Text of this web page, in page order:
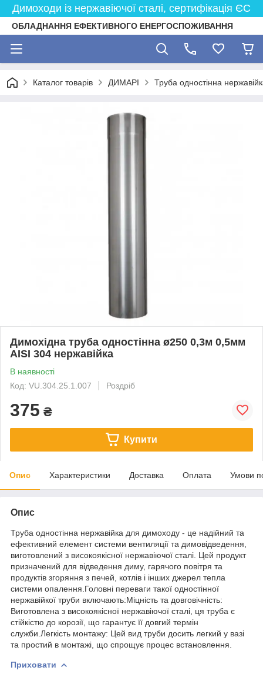
Димоходи із нержавіючої сталі, сертифікація ЄС
ОБЛАДНАННЯ ЕФЕКТИВНОГО ЕНЕРГОСПОЖИВАННЯ
Каталог товарів ДИМАРІ Труба одностінна
Димохідна труба одностінна ø250 0,3м 0,5мм
AISI 304 нержавійка
В наявності
Код: VU.304.25.1.007
Роздріб
375 ₴
Купити
Опис Характеристики Доставка Оплата Умови
Опис
Труба одностінна нержавійка для димоходу - це надійний та
ефективний елемент системи вентиляції та димовідведення,
виготовлений з високоякісної нержавіючої сталі. Цей продукт
призначений для відведення диму, гарячого повітря та
продуктів згоряння з печей, котлів і інших джерел тепла
системи опалення.Головні переваги такої одностінної
нержавійкої труби включають:Міцність та довговічність:
Виготовлена з високоякісної нержавіючої сталі, ця труба є
стійкістю до корозії, що гарантує її довгий термін
служби.Легкість монтажу: Цей вид труби досить легкий у вазі
та простий в монтажі, що спрощує процес встановлення.
Приховати